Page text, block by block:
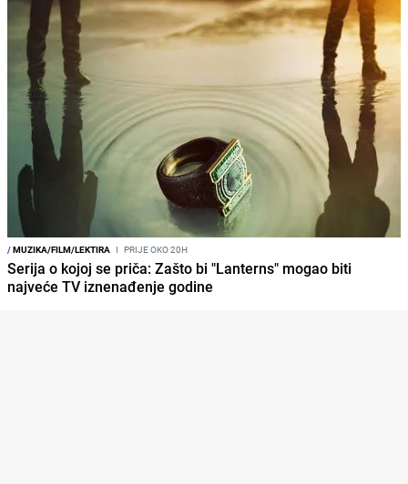
/MUZIKA/FILM/LEKTIRA I PRIJE OKO 20H
Serija o kojoj se priča: Zašto bi "Lanterns" mogao biti
najveće TV iznenađenje godine